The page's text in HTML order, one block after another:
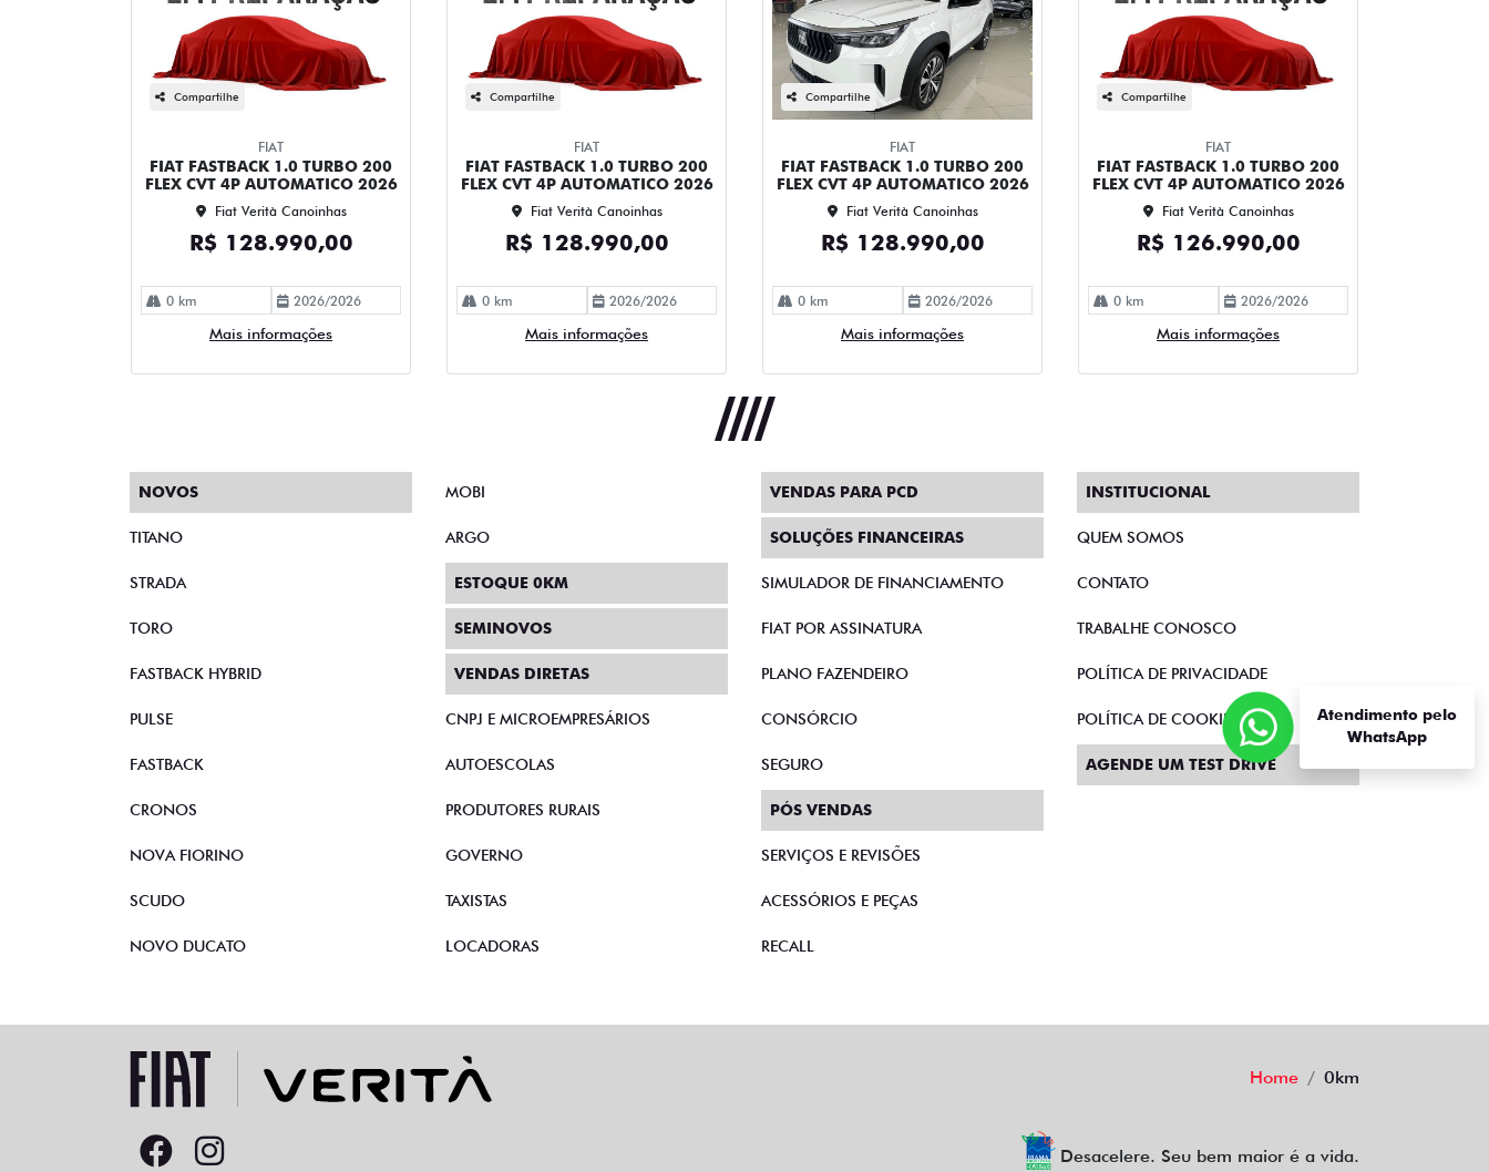
Compartilhe
FIAT
FIAT FASTBACK 1.0 TURBO 200
FLEX CVT 4P AUTOMATICO 2026
Fiat Verità Canoinhas
R$ 128.990,00
0 km 2026/2026
Mais informações
Compartilhe
FIAT
FIAT FASTBACK 1.0 TURBO 200
FLEX CVT 4P AUTOMATICO 2026
Fiat Verità Canoinhas
R$ 128.990,00
0 km 2026/2026
Mais informações
Compartilhe
FIAT
FIAT FASTBACK 1.0 TURBO 200
FLEX CVT 4P AUTOMATICO 2026
Fiat Verità Canoinhas
R$ 128.990,00
0 km 2026/2026
Mais informações
Compartilhe
FIAT
FIAT FASTBACK 1.0 TURBO 200
FLEX CVT 4P AUTOMATICO 2026
Fiat Verità Canoinhas
R$ 126.990,00
0 km 2026/2026
Mais informações
Atendimento pelo
WhatsApp
NOVOS
TITANO
STRADA
TORO
FASTBACK HYBRID
PULSE
FASTBACK
CRONOS
NOVA FIORINO
SCUDO
NOVO DUCATO
MOBI
ARGO
ESTOQUE 0KM
SEMINOVOS
VENDAS DIRETAS
CNPJ E MICROEMPRESÁRIOS
AUTOESCOLAS
PRODUTORES RURAIS
GOVERNO
TAXISTAS
LOCADORAS
VENDAS PARA PCD
SOLUÇÕES FINANCEIRAS
SIMULADOR DE FINANCIAMENTO
FIAT POR ASSINATURA
PLANO FAZENDEIRO
CONSÓRCIO
SEGURO
PÓS VENDAS
SERVIÇOS E REVISÕES
ACESSÓRIOS E PEÇAS
RECALL
INSTITUCIONAL
QUEM SOMOS
CONTATO
TRABALHE CONOSCO
POLÍTICA DE PRIVACIDADE
POLÍTICA DE COOKIES
AGENDE UM TEST DRIVE
Home 0km
Desacelere. Seu bem maior é a vida.